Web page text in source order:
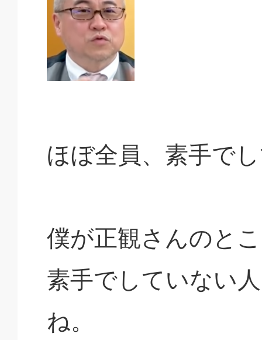
ほぼ全員、素手で
僕が正観さんのと
素手でしていない
ね。